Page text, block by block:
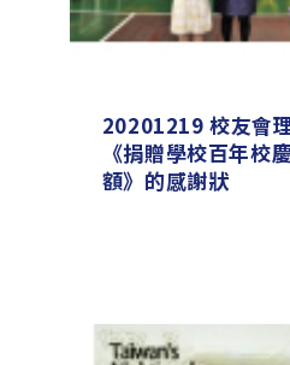
20201219 校友會
《捐贈學校百年校
額》的感謝狀